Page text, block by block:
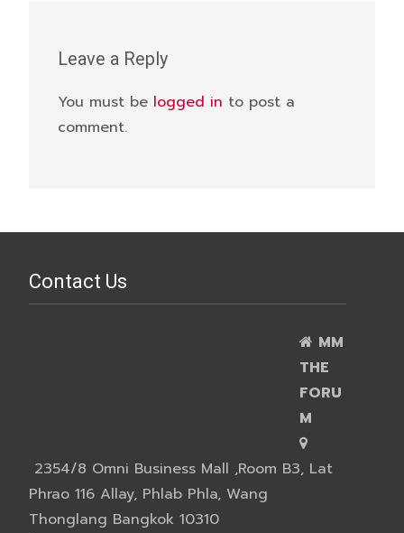
Leave a Reply
You must be logged in to post a
comment.
Contact Us
MM
THE
FORU
M
2354/8 Omni Business Mall ,Room B3, Lat
Phrao 116 Allay, Phlab Phla, Wang
Thonglang Bangkok 10310